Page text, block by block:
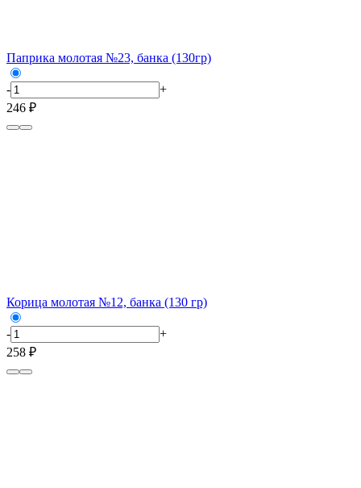
Паприка молотая №23, банка (130гр)
-
+
246 ₽
Корица молотая №12, банка (130 гр)
-
+
258 ₽